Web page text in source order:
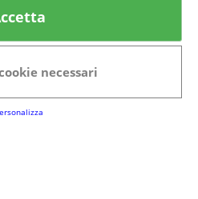
Alimenti e bevande
Senior
necessari